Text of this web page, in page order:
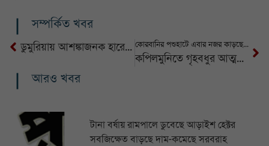
সম্পর্কিত খবর
ডুমুরিয়ায় আশঙ্কাজনক হারে বাড়ছে সড়ক দুর্ঘটনা কোরবানির পশুহাটে এবার নজর কাড়ছে দেশ সেরা কুষ্টিয়ার ‘বাংলার ডন’
কপিলমুনিতে গৃহবধুর আত্মহত্যা
আরও খবর
টানা বর্ষায় রামপালে ডুবেছে আড়াইশ হেক্টর
সবজিক্ষেত বাড়ছে দাম-কমেছে সরবরাহ